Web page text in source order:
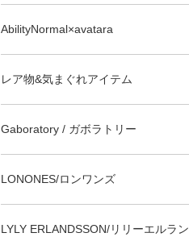
AbilityNormal×avatara
レア物&気まぐれアイテム
Gaboratory / ガボラトリー
LONONES/ロンワンズ
LYLY ERLANDSSON/リリーエルラン